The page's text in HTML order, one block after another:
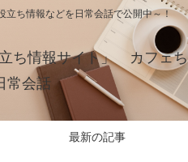
ち情報などを日常会話で公開中～！
立ち情報サイト」 カフェち
常会話
最新の記事